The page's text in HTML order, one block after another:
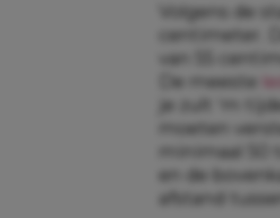
Volgens de
centimeter.
van 55
De meeste
je zult ‘m
moeten
minimaal
en de
afstand